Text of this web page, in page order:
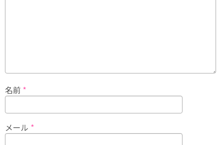
名前 *
メール *